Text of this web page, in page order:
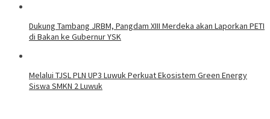
Dukung Tambang JRBM, Pangdam XIII Merdeka akan Laporkan PETI
di Bakan ke Gubernur YSK
Melalui TJSL PLN UP3 Luwuk Perkuat Ekosistem Green Energy
Siswa SMKN 2 Luwuk